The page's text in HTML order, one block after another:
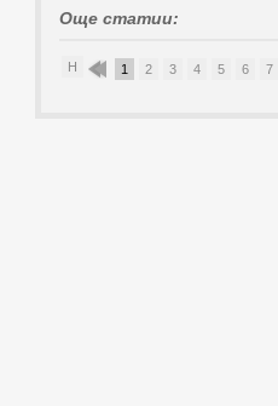
Още статии:
Н 1 2 3 4 5 6 7